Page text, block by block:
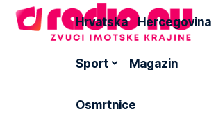
Hrvatska Hercegovina
Sport Magazin
Osmrtnice